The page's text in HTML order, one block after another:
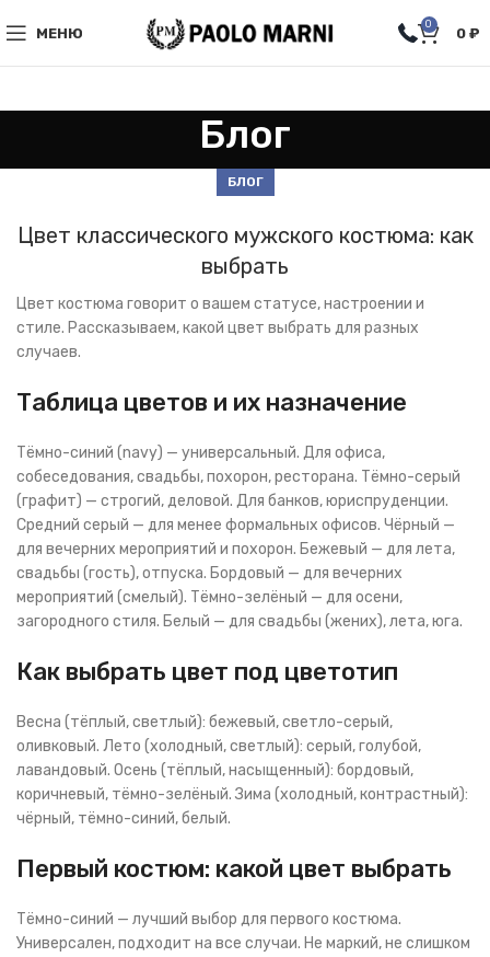
МЕНЮ
0
0 ₽
Блог
БЛОГ
Цвет классического мужского костюма: как
выбрать
Цвет костюма говорит о вашем статусе, настроении и
стиле. Рассказываем, какой цвет выбрать для разных
случаев.
Таблица цветов и их назначение
Тёмно-синий (navy) — универсальный. Для офиса,
собеседования, свадьбы, похорон, ресторана. Тёмно-серый
(графит) — строгий, деловой. Для банков, юриспруденции.
Средний серый — для менее формальных офисов. Чёрный —
для вечерних мероприятий и похорон. Бежевый — для лета,
свадьбы (гость), отпуска. Бордовый — для вечерних
мероприятий (смелый). Тёмно-зелёный — для осени,
загородного стиля. Белый — для свадьбы (жених), лета, юга.
Как выбрать цвет под цветотип
Весна (тёплый, светлый): бежевый, светло-серый,
оливковый. Лето (холодный, светлый): серый, голубой,
лавандовый. Осень (тёплый, насыщенный): бордовый,
коричневый, тёмно-зелёный. Зима (холодный, контрастный):
чёрный, тёмно-синий, белый.
Первый костюм: какой цвет выбрать
Тёмно-синий — лучший выбор для первого костюма.
Универсален, подходит на все случаи. Не маркий, не слишком